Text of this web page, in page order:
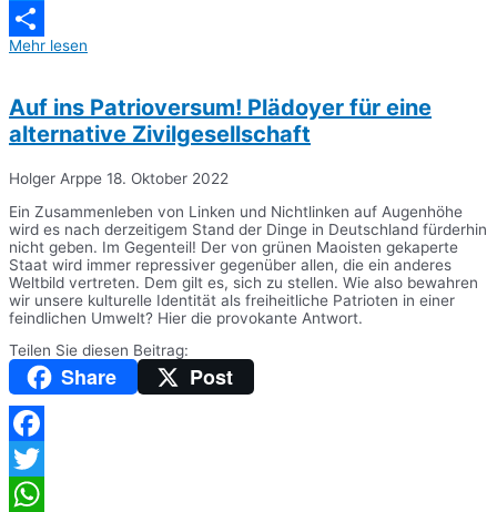
Messenger
Teilen
Mehr lesen
Auf ins Patrioversum! Plädoyer für eine
alternative Zivilgesellschaft
Holger Arppe 18. Oktober 2022
Ein Zusammenleben von Linken und Nichtlinken auf Augenhöhe
wird es nach derzeitigem Stand der Dinge in Deutschland fürderhin
nicht geben. Im Gegenteil! Der von grünen Maoisten gekaperte
Staat wird immer repressiver gegenüber allen, die ein anderes
Weltbild vertreten. Dem gilt es, sich zu stellen. Wie also bewahren
wir unsere kulturelle Identität als freiheitliche Patrioten in einer
feindlichen Umwelt? Hier die provokante Antwort.
Teilen Sie diesen Beitrag:
Share Post
Facebook
Twitter